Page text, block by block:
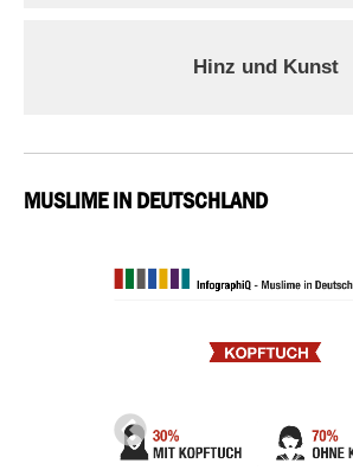
Hinz und Kunst
MUSLIME IN DEUTSCHLAND